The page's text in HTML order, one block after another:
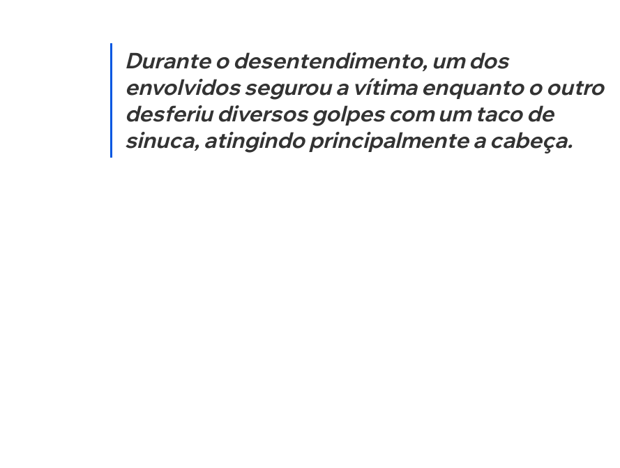
Durante o desentendimento, um dos
envolvidos segurou a vítima enquanto o outro
desferiu diversos golpes com um taco de
sinuca, atingindo principalmente a cabeça.